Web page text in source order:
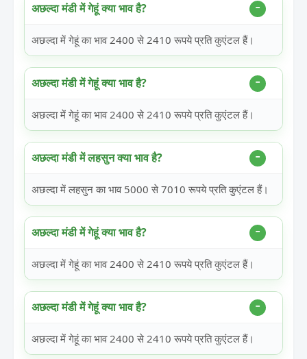
अछल्दा मंडी में गेहूं क्या भाव है?
अछल्दा में गेहूं का भाव 2400 से 2410 रूपये प्रति कुएंटल हैं।
अछल्दा मंडी में गेहूं क्या भाव है?
अछल्दा में गेहूं का भाव 2400 से 2410 रूपये प्रति कुएंटल हैं।
अछल्दा मंडी में लहसुन क्या भाव है?
अछल्दा में लहसुन का भाव 5000 से 7010 रूपये प्रति कुएंटल हैं।
अछल्दा मंडी में गेहूं क्या भाव है?
अछल्दा में गेहूं का भाव 2400 से 2410 रूपये प्रति कुएंटल हैं।
अछल्दा मंडी में गेहूं क्या भाव है?
अछल्दा में गेहूं का भाव 2400 से 2410 रूपये प्रति कुएंटल हैं।